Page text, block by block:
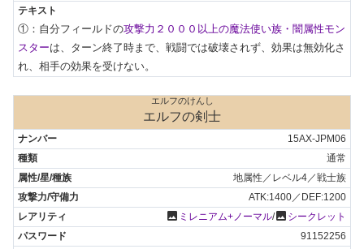
①：自分フィールドの攻撃力２０００以上の魔法使い族・闇属性モン
スターは、ターン終了時まで、戦闘では破壊されず、効果は無効化さ
れ、相手の効果を受けない。
エルフのけんし
エルフの剣士
15AX-JPM06
通常
地属性／レベル4／戦士族
ATK:1400／DEF:1200
photo ミレニアム+ノーマル/photo シークレット
91152256